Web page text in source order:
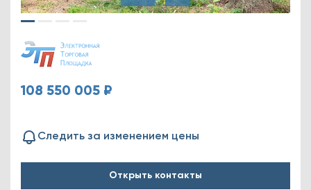
108 550 005 ₽
Следить за изменением цены
Открыть контакты